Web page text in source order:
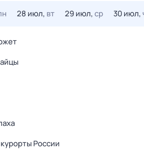
28 июл, вт 29 июл,ср 30 июл,
России